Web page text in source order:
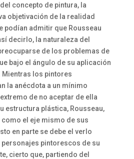
concepto de pintura, la
objetivación de la realidad
podían admitir que Rousseau
decirlo, la naturaleza del
de los problemas de
bajo el ángulo de su aplicación
Mientras los pintores
la anécdota a un mínimo
de no aceptar de ella
estructura plástica, Rousseau,
el eje mismo de sus
en parte se debe el verlo
pintorescos de su
cierto que, partiendo del